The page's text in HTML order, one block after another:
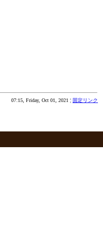
07:15, Friday, Oct 01, 2021 ¦ 固定リンク